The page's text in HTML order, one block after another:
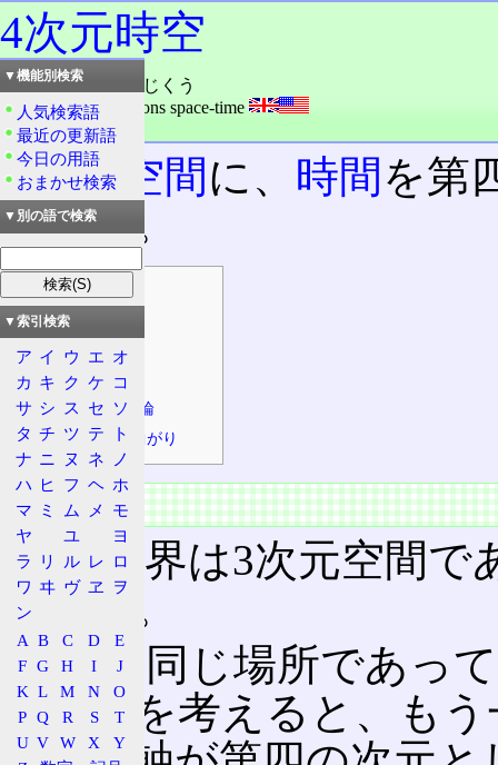
4次元時空
読み：よじげん・じくう
外語：four dimensions space-time
品詞：名詞
3次元空間に、 時間 を第
のこと。
概念
特徴
性質
特殊相対性理論
4次元時空の曲がり
概念
この世界は3次元空間で
がある。
しかし同じ場所であっ
ることを考えると、も
▼機能別検索
人気検索語
最近の更新語
今日の用語
おまかせ検索
▼別の語で検索
▼索引検索
ア イ ウ エ オ
カ キ ク ケ コ
サ シ ス セ ソ
タ チ ツ テ
ト
ナ ニ ヌ ネ
ノ
ハ ヒ フ ヘ ホ
マ ミ ム メ
モ
ヤ
ユ
ヨ
ラ
リ ル レ ロ
ワ ヰ ヴ ヱ
ヲ
ン
A B C D
E
F G H I
J
K L M N
O
P Q R S
T
U V W X
Y